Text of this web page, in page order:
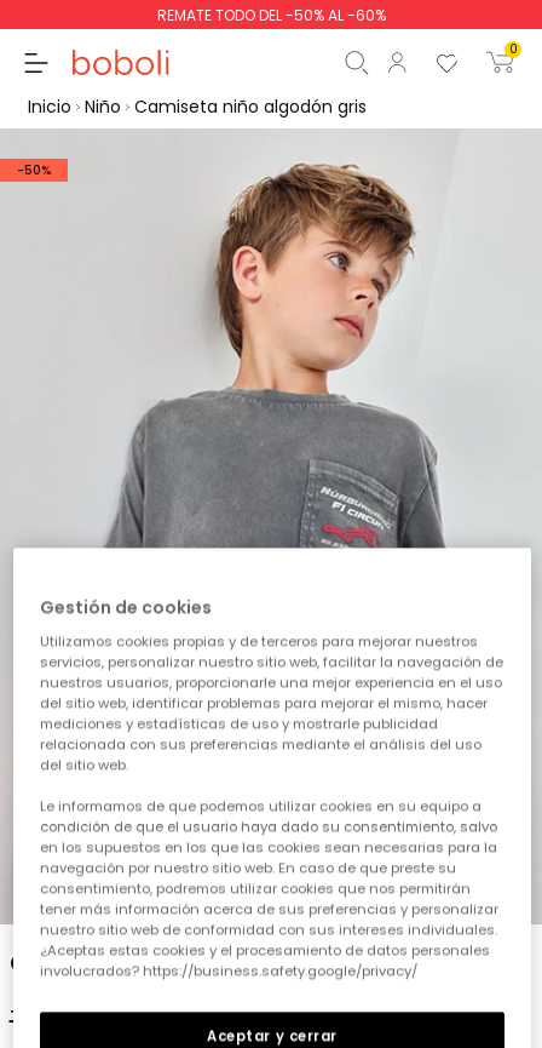
REMATE TODO DEL -50% AL -60%
0
Comenzar pedido
Inicio Niño Camiseta niño algodón gris
-50%
1 2 3 4 5
Camiseta niño algodón gris
19,95 € 9,95 €
Gestión de cookies
Utilizamos cookies propias y de terceros para mejorar nuestros
servicios, personalizar nuestro sitio web, facilitar la navegación de
nuestros usuarios, proporcionarle una mejor experiencia en el uso
del sitio web, identificar problemas para mejorar el mismo, hacer
mediciones y estadísticas de uso y mostrarle publicidad
relacionada con sus preferencias mediante el análisis del uso
del sitio web.
Le informamos de que podemos utilizar cookies en su equipo a
condición de que el usuario haya dado su consentimiento, salvo
en los supuestos en los que las cookies sean necesarias para la
navegación por nuestro sitio web. En caso de que preste su
consentimiento, podremos utilizar cookies que nos permitirán
tener más información acerca de sus preferencias y personalizar
nuestro sitio web de conformidad con sus intereses individuales.
¿Aceptas estas cookies y el procesamiento de datos personales
involucrados? https://business.safety.google/privacy/
Aceptar y cerrar